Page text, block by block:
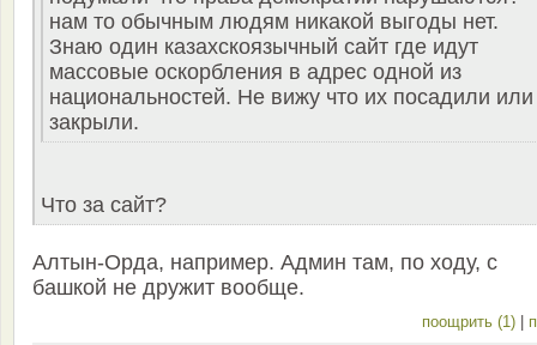
нам то обычным людям никакой выгоды нет.
Знаю один казахскоязычный сайт где идут
массовые оскорбления в адрес одной из
национальностей. Не вижу что их посадили или
закрыли.
Что за сайт?
Алтын-Орда, например. Админ там, по ходу, с
башкой не дружит вообще.
поощрить (1)